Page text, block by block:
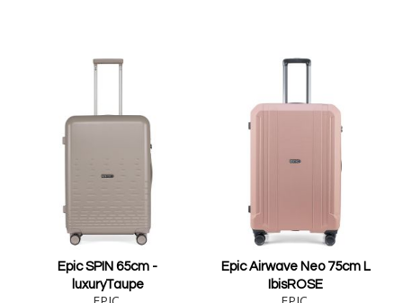
Epic SPIN 65cm -
luxuryTaupe
Epic Airwave Neo 75cm L
IbisROSE